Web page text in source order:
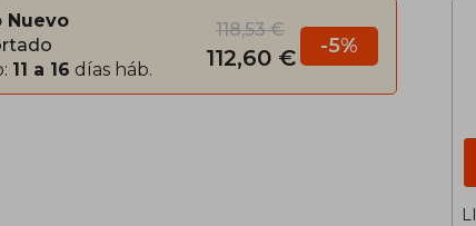
Nuevo
11 a 16 días háb.
118,53 €
112,60 € -5%